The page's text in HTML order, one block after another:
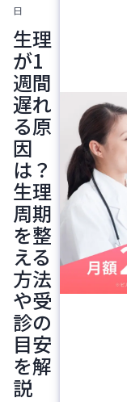
日
生理
が1
週間
遅れ
る原
因
は？
生理
周期
を整
える
方法
や受
診の
目安
を解
説